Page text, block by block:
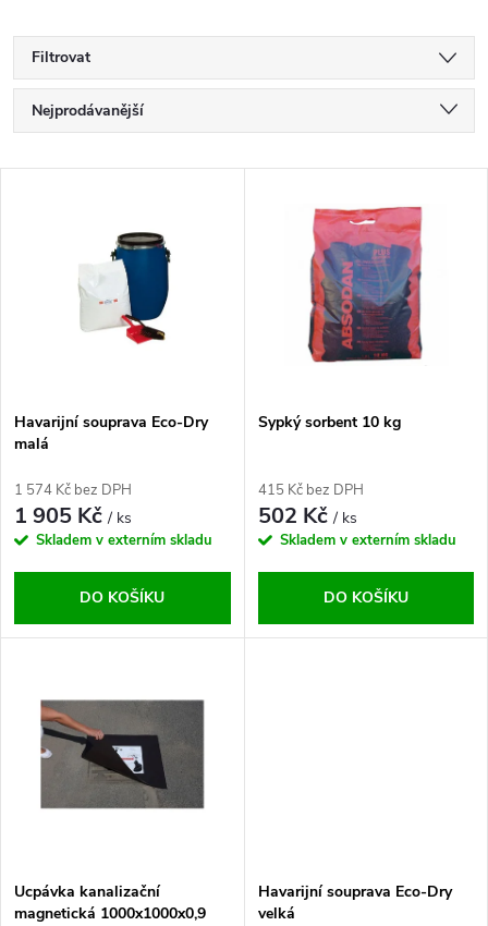
Filtrovat
Ř
a
p
r
o
u
Nejprodávanější
s
p
r
o
d
Havarijní souprava Eco-Dry
malá
1 574 Kč bez DPH
1 905 Kč/ ks
Skladem v externím skladu
DO KOŠÍKU
Sypký sorbent 10 kg
415 Kč bez DPH
502 Kč/ ks
Skladem v externím skladu
DO KOŠÍKU
Ucpávka kanalizační
magnetická 1000x1000x0,9
Havarijní souprava Eco-Dry
velká